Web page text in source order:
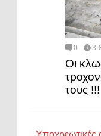
0 3-
Οι
τους !!!